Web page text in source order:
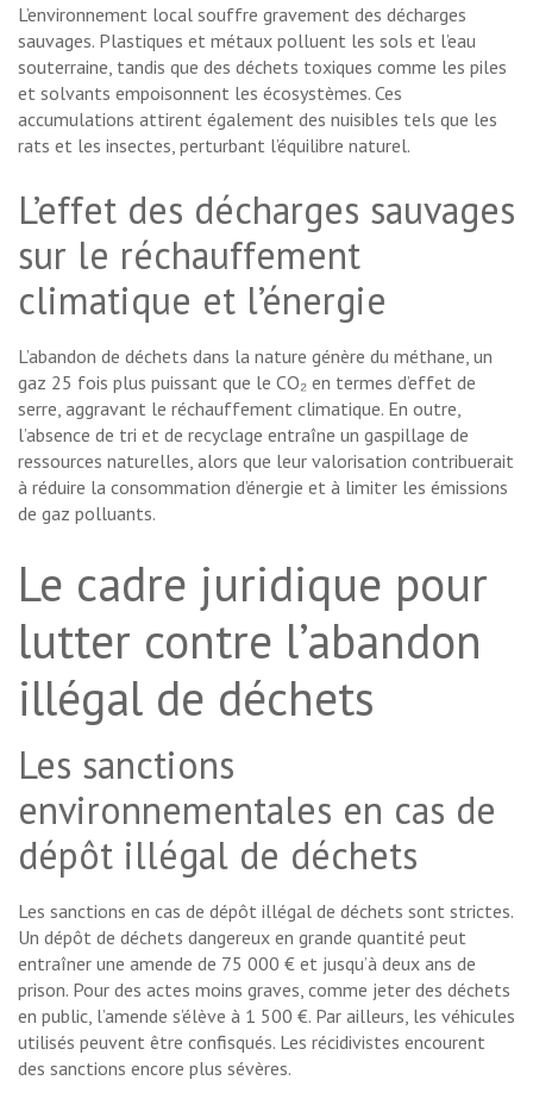
L’environnement local souffre gravement des décharges
sauvages. Plastiques et métaux polluent les sols et l’eau
souterraine, tandis que des déchets toxiques comme les piles
et solvants empoisonnent les écosystèmes. Ces
accumulations attirent également des nuisibles tels que les
rats et les insectes, perturbant l’équilibre naturel.
L’effet des décharges sauvages
sur le réchauffement
climatique et l’énergie
L’abandon de déchets dans la nature génère du méthane, un
gaz 25 fois plus puissant que le CO₂ en termes d’effet de
serre, aggravant le réchauffement climatique. En outre,
l’absence de tri et de recyclage entraîne un gaspillage de
ressources naturelles, alors que leur valorisation contribuerait
à réduire la consommation d’énergie et à limiter les émissions
de gaz polluants.
Le cadre juridique pour
lutter contre l’abandon
illégal de déchets
Les sanctions
environnementales en cas de
dépôt illégal de déchets
Les sanctions en cas de dépôt illégal de déchets sont strictes.
Un dépôt de déchets dangereux en grande quantité peut
entraîner une amende de 75 000 € et jusqu’à deux ans de
prison. Pour des actes moins graves, comme jeter des déchets
en public, l’amende s’élève à 1 500 €. Par ailleurs, les véhicules
utilisés peuvent être confisqués. Les récidivistes encourent
des sanctions encore plus sévères.